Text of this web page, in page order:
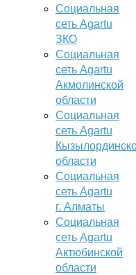
Социальная
сеть Agartu
ЗКО
Социальная
сеть Agartu
Акмолинской
области
Социальная
сеть Agartu
области
Социальная
сеть Agartu
г. Алматы
Социальная
сеть Agartu
Актюбинской
области